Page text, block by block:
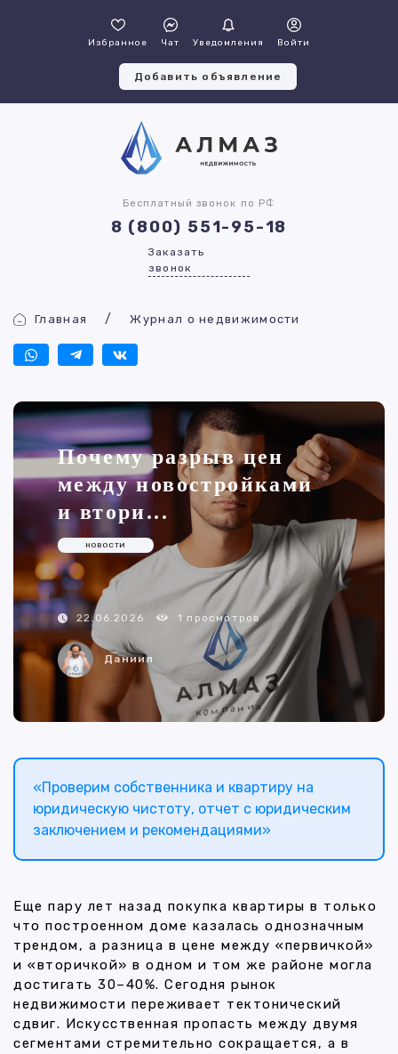
Избранное Чат Уведомления Войти
Добавить объявление
Бесплатный звонок по РФ
8 (800) 551-95-18
Заказать
звонок
Главная Журнал о недвижимости
НОВОСТИ
Почему разрыв цен
между новостройками
и втори...
22.06.2026 1 просмотров
Даниил
«Проверим собственника и квартиру на
юридическую чистоту, отчет с юридическим
заключением и рекомендациями»
Еще пару лет назад покупка квартиры в только
что построенном доме казалась однозначным
трендом, а разница в цене между «первичкой»
и «вторичкой» в одном и том же районе могла
достигать 30–40%. Сегодня рынок
недвижимости переживает тектонический
сдвиг. Искусственная пропасть между двумя
сегментами стремительно сокращается, а в